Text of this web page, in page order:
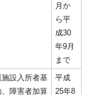
月か
ら平
成30
年9月
まで
設入所者基
障害者加算
平成
25年8